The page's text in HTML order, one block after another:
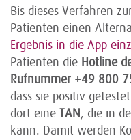
Bis dieses Verfahren
Patienten einen
Ergebnis in die App
Patienten die Hotline
Rufnummer +49 800
dass sie positiv
dort eine TAN , die in
kann. Damit werden